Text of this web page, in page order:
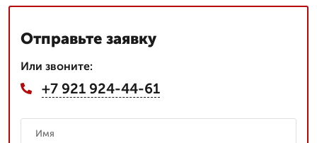
Отправьте заявку
Или звоните:
+7 921 924-44-61